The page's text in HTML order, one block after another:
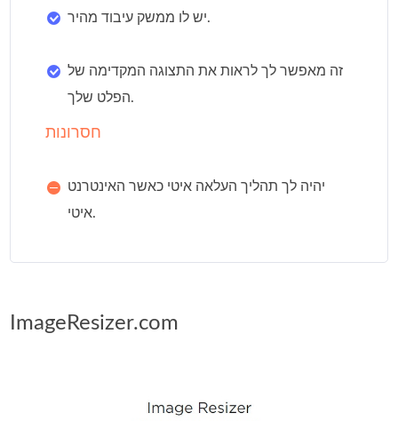
יש לו ממשק עיבוד מהיר.
זה מאפשר לך לראות את התצוגה המקדימה של
הפלט שלך.
חסרונות
יהיה לך תהליך העלאה איטי כאשר האינטרנט
איטי.
ImageResizer.com